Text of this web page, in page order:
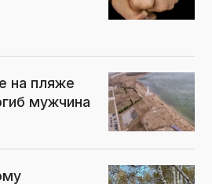
на пляже
мужчина